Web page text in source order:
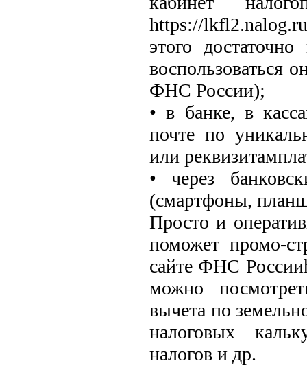
https://
этого
воспользоваться
ФНС России);
• в банке, в
почте по
или
• через
(смартфоны,
Просто и
поможет промо-
сайте ФНС
можно
вычета по
налоговых
налогов и др.